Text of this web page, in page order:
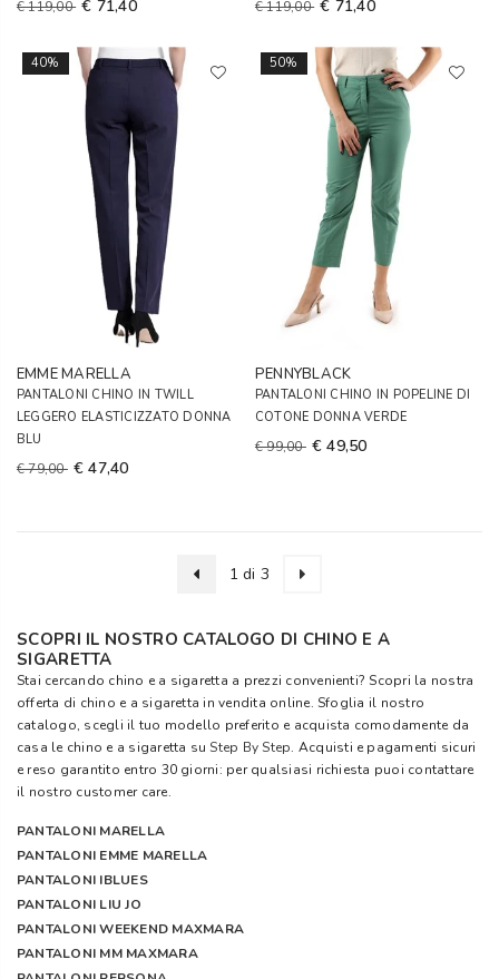
€ 119,00 € 71,40 € 119,00 € 71,40
40%
EMME MARELLA
PANTALONI CHINO IN TWILL
LEGGERO ELASTICIZZATO DONNA
BLU
€ 79,00 € 47,40
50%
PENNYBLACK
PANTALONI CHINO IN POPELINE DI
COTONE DONNA VERDE
€ 99,00 € 49,50
1 di 3
SCOPRI IL NOSTRO CATALOGO DI CHINO E A
SIGARETTA
Stai cercando chino e a sigaretta a prezzi convenienti? Scopri la nostra
offerta di chino e a sigaretta in vendita online. Sfoglia il nostro
catalogo, scegli il tuo modello preferito e acquista comodamente da
casa le chino e a sigaretta suStep By Step. Acquisti e pagamenti sicuri
e reso garantito entro 30 giorni: per qualsiasi richiesta puoi contattare
il nostro customer care.
PANTALONI MARELLA
PANTALONI EMME MARELLA
PANTALONI IBLUES
PANTALONI LIU JO
PANTALONI WEEKEND MAXMARA
PANTALONI MM MAXMARA